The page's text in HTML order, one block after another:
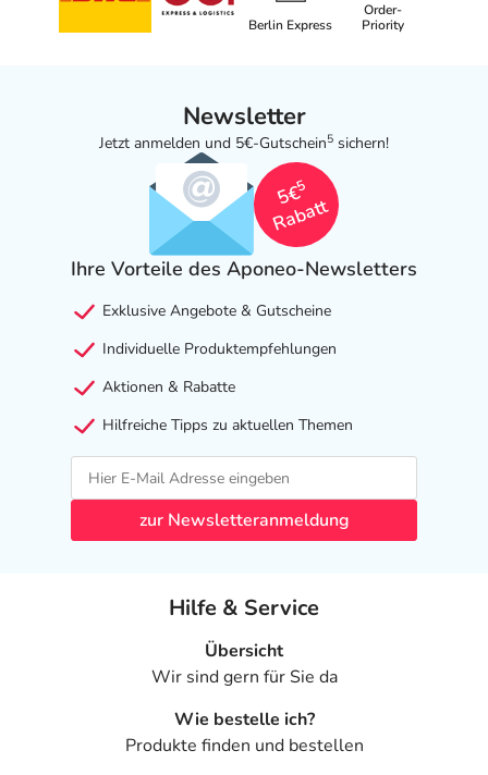
Berlin Express
Order-
Priority
Newsletter
Jetzt anmelden und 5€-Gutschein5 sichern!
5€
5
Rabatt
Ihre Vorteile des Aponeo-Newsletters
Exklusive Angebote & Gutscheine
Individuelle Produktempfehlungen
Aktionen & Rabatte
Hilfreiche Tipps zu aktuellen Themen
zur Newsletteranmeldung
Hilfe & Service
Übersicht
Wir sind gern für Sie da
Wie bestelle ich?
Produkte finden und bestellen